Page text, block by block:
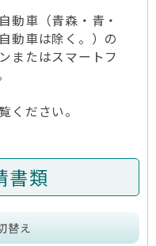
動車（青森・青・
動車は除く。）の
またはスマートフ
ください。
書類
替え